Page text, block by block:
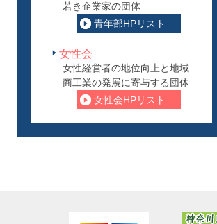
若き企業家の団体
青年部HPリスト
女性会
女性経営者の地位向上と地域
商工業の発展に寄与する団体
女性会HPリスト